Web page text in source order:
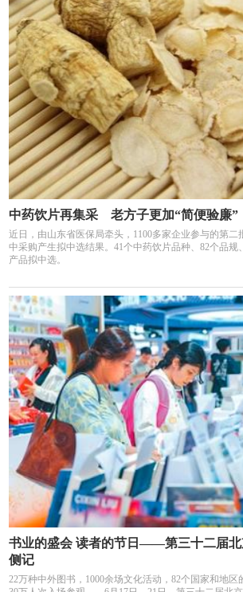
中药饮片再集采 老方子更加“简便验廉”
近日，由山东省医保局牵头，1100多家企业参与的第二
中采购产生拟中选结果。41个中药饮片品种、82个品规
产品拟中选。
书业的盛会 读者的节日——第三十二届北
侧记
22万种中外图书，1000余场文化活动，82个国家和地区